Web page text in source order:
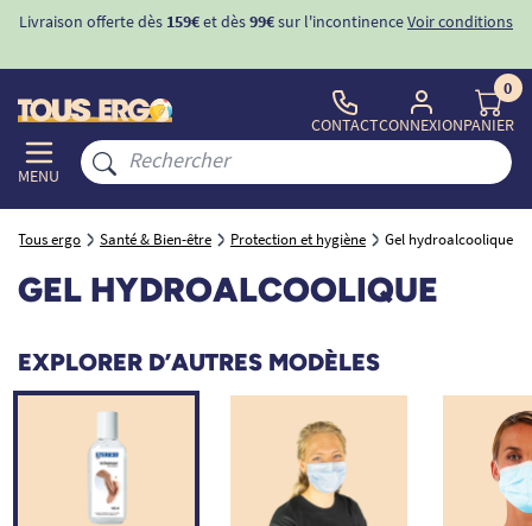
Livraison offerte dès 159€et dès99€sur l'incontinenceVoir conditions
MENU
CONTACTCONNEXION
0
PANIER
Tous ergo Santé & Bien-être Protection et hygiène Gel hydroalcoolique
GEL HYDROALCOOLIQUE
EXPLORER D’AUTRES MODÈLES